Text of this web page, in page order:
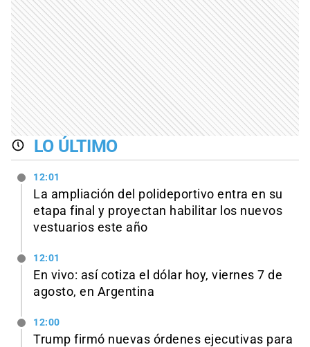
LO ÚLTIMO
12:01
La ampliación del polideportivo entra en su
etapa final y proyectan habilitar los nuevos
vestuarios este año
12:01
En vivo: así cotiza el dólar hoy, viernes 7 de
agosto, en Argentina
12:00
Trump firmó nuevas órdenes ejecutivas para